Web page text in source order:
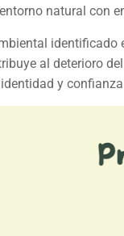
natural con
al deterioro
y